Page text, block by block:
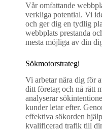
Vår omfattande
verkliga potential. Vi
och ger dig en tydlig
webbplats prestanda
mesta möjliga av din
Sökmotorstrategi
Vi arbetar nära dig för
ditt företag och nå rätt
analyserar
kunder letar efter.
effektiva sökorden
kvalificerad trafik till